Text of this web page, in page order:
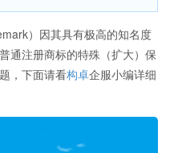
）因其具有极高的知名度
通注册商标的特殊（扩大）保
，下面请看构卓企服小编详细